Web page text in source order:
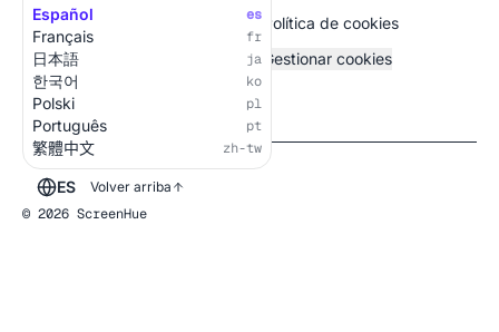
Política de cookies
Gestionar cookies
© 2026 ScreenHue
ES
Español es
Français fr
日本語 ja
한국어 ko
Polski pl
Português pt
繁體中文 zh-tw
Volver arriba